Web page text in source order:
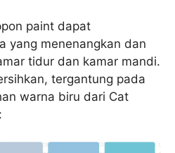
paint dapat
yang menenangkan dan
tidur dan kamar mandi.
tergantung pada
warna biru dari Cat